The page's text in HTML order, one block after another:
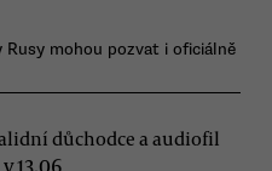
mohou pozvat i oficiálně
důchodce a audiofil